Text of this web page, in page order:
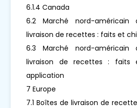
6.1.4 Canada
6.2 Marché nord-
livraison de recettes : faits et
6.3 Marché nord-
livraison de recettes : faits
application
7 Europe
7.1 Boîtes de livraison de